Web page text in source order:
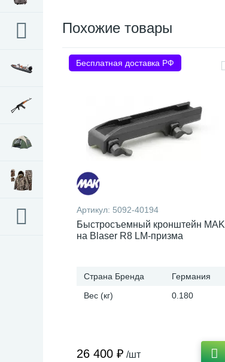
Похожие товары
Бесплатная доставка РФ
Артикул: 5092-40194
Быстросъемный кронштейн MAK
на Blaser R8 LM-призма
Страна Бренда
Германия
Вес (кг)
0.180
26 400 ₽ /шт